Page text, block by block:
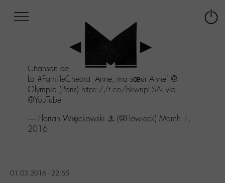
au
menu
Aller
au
contenu
Aller
Chanson de 1985 ...
La #FamilleChedid "Anne, ma sœur Anne" @
Olympia (Paris) https://t.co/hkwripFSAi via
@YouTube
— Florian Więckowski ⚓ (@Flowieck) March 1,
2016
01.03.2016 - 22:55